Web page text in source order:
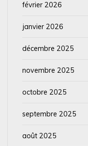
février 2026
janvier 2026
décembre 2025
novembre 2025
octobre 2025
septembre 2025
août 2025